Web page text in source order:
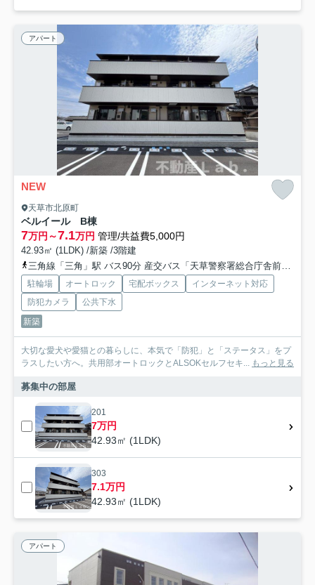
アパート
NEW
天草市北原町
ベルイール B棟
7万円～7.1万円 管理/共益費5,000円
42.93㎡ (1LDK) /新築 /3階建
三角線「三角」駅 バス90分 産交バス「天草警察署総合庁舎前」 停歩18分
駐輪場 オートロック 宅配ボックス
インターネット対応
防犯カメラ
公共下水
新築
大切な愛犬や愛猫との暮らしに、本気で「防犯」と「ステータス」をプ
ラスしたい方へ。共用部オートロックとALSOKセルフセキ...
もっと見る
募集中の部屋
201
7万円
42.93㎡ (1LDK)
303
7.1万円
42.93㎡ (1LDK)
アパート